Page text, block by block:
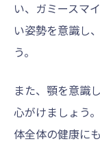
い、ガミースマ
い姿勢を意識し
う。
また、顎を意識
心がけましょう
体全体の健康に